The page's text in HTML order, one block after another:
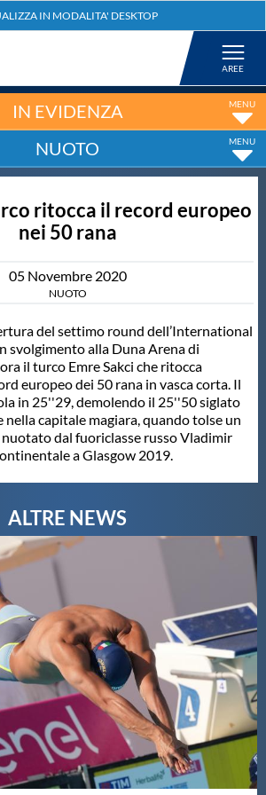
IN EVIDENZA
NUOTO
ritocca il record europeo
nei 50 rana
05 Novembre 2020
NUOTO
del settimo round dell’International
svolgimento alla Duna Arena di
il turco Emre Sakci che ritocca
europeo dei 50 rana in vasca corta. Il
in 25''29, demolendo il 25''50 siglato
capitale magiara, quando tolse un
dal fuoriclasse russo Vladimir
a Glasgow 2019.